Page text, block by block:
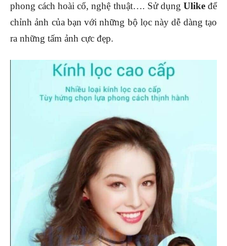
phong cách hoài cổ, nghệ thuật…. Sử dụng Ulikeđể
chỉnh ảnh của bạn với những bộ lọc này dễ dàng tạo
ra những tấm ảnh cực đẹp.